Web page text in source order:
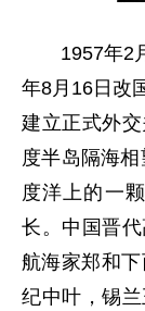
1957年2
年8月16日改
建立正式外
度半岛隔海
度洋上的一
长。中国晋
航海家郑和
纪中叶，锡